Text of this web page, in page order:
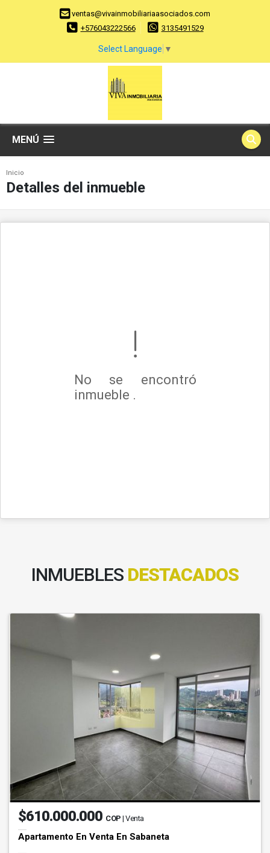
ventas@vivainmobiliariaasociados.com
+576043222566
3135491529
Select Language ▼
MENÚ
Inicio
Detalles del inmueble
No se encontró
inmueble .
INMUEBLES DESTACADOS
$610.000.000 COP | Venta
Apartamento En Venta En Sabaneta